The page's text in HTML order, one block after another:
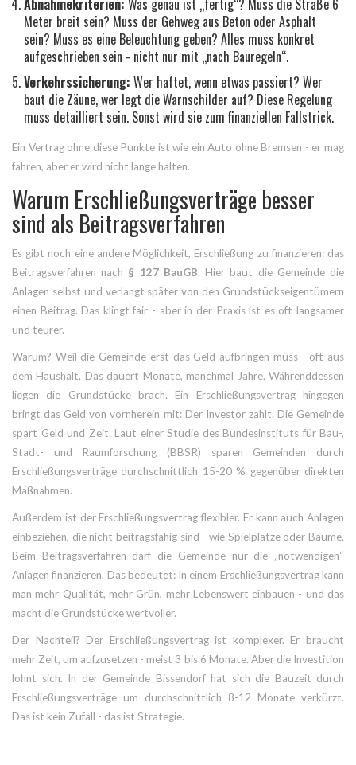
Abnahmekriterien: Was genau ist „fertig“? Muss die Straße 6
Meter breit sein? Muss der Gehweg aus Beton oder Asphalt
sein? Muss es eine Beleuchtung geben? Alles muss konkret
aufgeschrieben sein - nicht nur mit „nach Bauregeln“.
Verkehrssicherung: Wer haftet, wenn etwas passiert? Wer
baut die Zäune, wer legt die Warnschilder auf? Diese Regelung
muss detailliert sein. Sonst wird sie zum finanziellen Fallstrick.
Ein Vertrag ohne diese Punkte ist wie ein Auto ohne Bremsen - er mag
fahren, aber er wird nicht lange halten.
Warum Erschließungsverträge besser
sind als Beitragsverfahren
Es gibt noch eine andere Möglichkeit, Erschließung zu finanzieren: das
Beitragsverfahren nach § 127 BauGB. Hier baut die Gemeinde die
Anlagen selbst und verlangt später von den Grundstückseigentümern
einen Beitrag. Das klingt fair - aber in der Praxis ist es oft langsamer
und teurer.
Warum? Weil die Gemeinde erst das Geld aufbringen muss - oft aus
dem Haushalt. Das dauert Monate, manchmal Jahre. Währenddessen
liegen die Grundstücke brach. Ein Erschließungsvertrag hingegen
bringt das Geld von vornherein mit: Der Investor zahlt. Die Gemeinde
spart Geld und Zeit. Laut einer Studie des Bundesinstituts für Bau-,
Stadt- und Raumforschung (BBSR) sparen Gemeinden durch
Erschließungsverträge durchschnittlich 15-20 % gegenüber direkten
Maßnahmen.
Außerdem ist der Erschließungsvertrag flexibler. Er kann auch Anlagen
einbeziehen, die nicht beitragsfähig sind - wie Spielplätze oder Bäume.
Beim Beitragsverfahren darf die Gemeinde nur die „notwendigen“
Anlagen finanzieren. Das bedeutet: In einem Erschließungsvertrag kann
man mehr Qualität, mehr Grün, mehr Lebenswert einbauen - und das
macht die Grundstücke wertvoller.
Der Nachteil? Der Erschließungsvertrag ist komplexer. Er braucht
mehr Zeit, um aufzusetzen - meist 3 bis 6 Monate. Aber die Investition
lohnt sich. In der Gemeinde Bissendorf hat sich die Bauzeit durch
Erschließungsverträge um durchschnittlich 8-12 Monate verkürzt.
Das ist kein Zufall - das ist Strategie.